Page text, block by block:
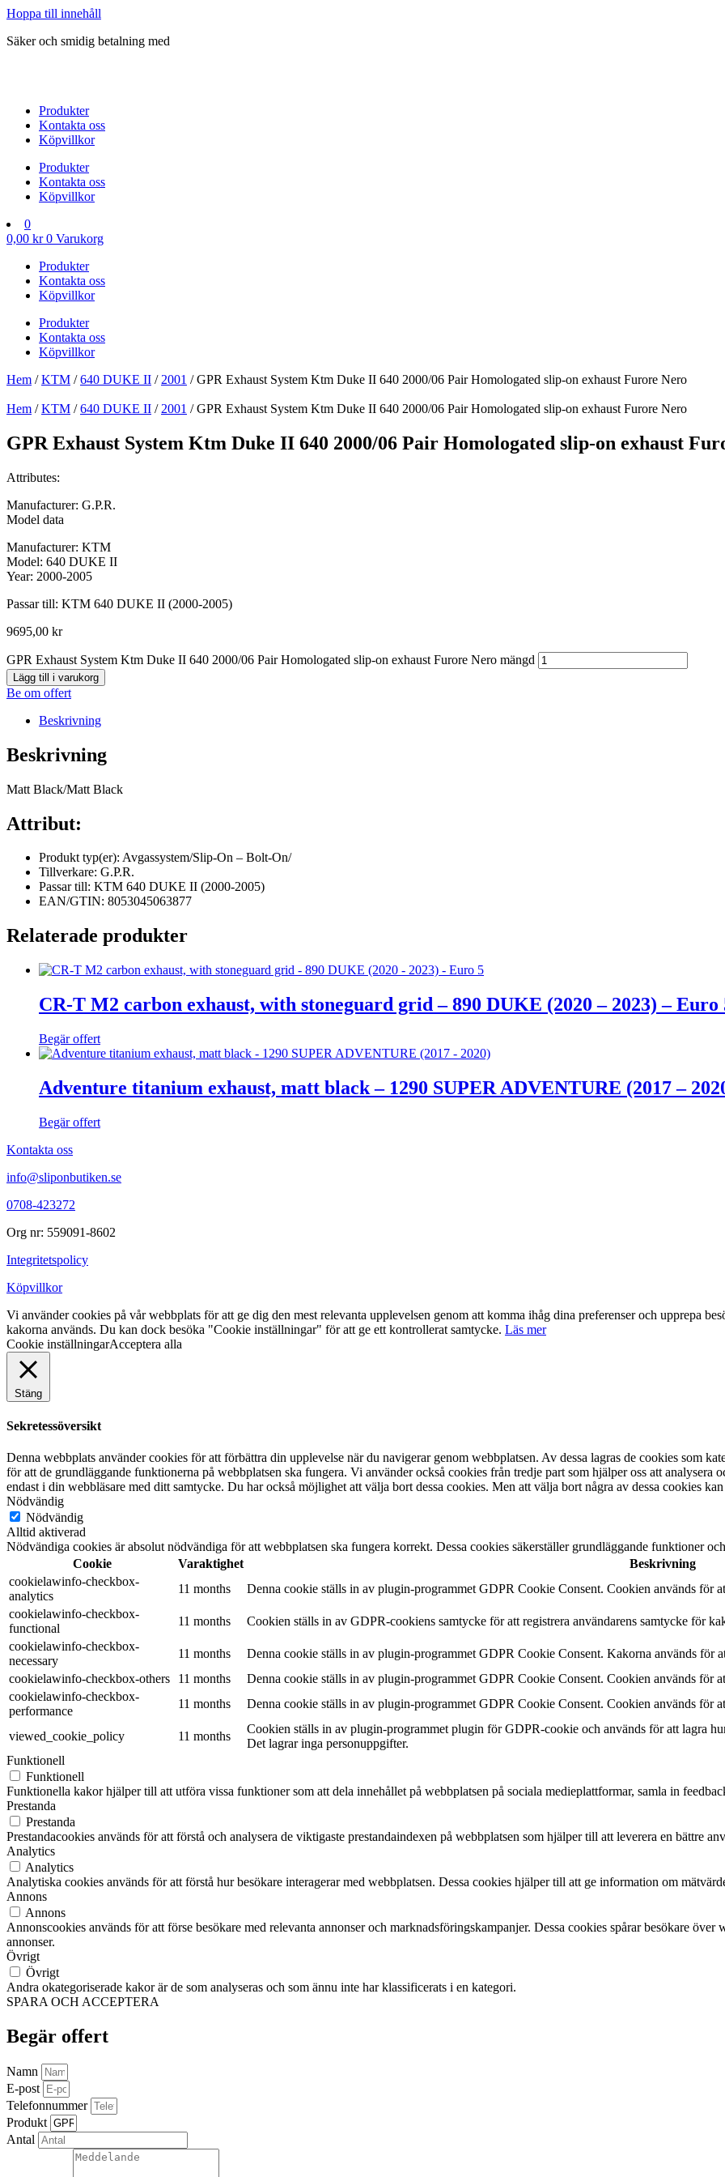
Hoppa till innehåll
Säker och smidig betalning med
Produkter
Kontakta oss
Köpvillkor
Produkter
Kontakta oss
Köpvillkor
0
0,00 kr 0 Varukorg
Produkter
Kontakta oss
Köpvillkor
Produkter
Kontakta oss
Köpvillkor
Hem /KTM /640 DUKE II / 2001 / GPR Exhaust System Ktm Duke II 640 2000/06 Pair Homologated slip-on exhaust Furore Nero
Hem /KTM /640 DUKE II / 2001 / GPR Exhaust System Ktm Duke II 640 2000/06 Pair Homologated slip-on exhaust Furore Nero
GPR Exhaust System Ktm Duke II 640 2000/06 Pair Homologated slip-on exhaust
Attributes:
Manufacturer: G.P.R.
Model data
Manufacturer: KTM
Model: 640 DUKE II
Year: 2000-2005
Passar till: KTM 640 DUKE II (2000-2005)
9695,00 kr
GPR Exhaust System Ktm Duke II 640 2000/06 Pair Homologated slip-on exhaust Furore Nero mängd
Lägg till i varukorg
Be om offert
Beskrivning
Beskrivning
Matt Black/Matt Black
Attribut:
Produkt typ(er): Avgassystem/Slip-On – Bolt-On/
Tillverkare: G.P.R.
Passar till: KTM 640 DUKE II (2000-2005)
EAN/GTIN: 8053045063877
Relaterade produkter
CR-T M2 carbon exhaust, with stoneguard grid – 890 DUKE (2020 – 2023) – Euro
Begär offert
Adventure titanium exhaust, matt black – 1290 SUPER ADVENTURE (2017 –
Begär offert
Kontakta oss
info@sliponbutiken.se
0708-423272
Org nr: 559091-8602
Integritetspolicy
Köpvillkor
Vi använder cookies på vår webbplats för att ge dig den mest relevanta upplevelsen genom att komma ihåg dina preferenser och upprepa
kakorna används. Du kan dock besöka "Cookie inställningar" för att ge ett kontrollerat samtycke. Läs mer
Cookie inställningarAcceptera alla
Stäng
Sekretessöversikt
Denna webbplats använder cookies för att förbättra din upplevelse när du navigerar genom webbplatsen. Av dessa lagras de cookies som
för att de grundläggande funktionerna på webbplatsen ska fungera. Vi använder också cookies från tredje part som hjälper oss att analysera
endast i din webbläsare med ditt samtycke. Du har också möjlighet att välja bort dessa cookies. Men att välja bort några av dessa cookies
Nödvändig
Nödvändig
Alltid aktiverad
Nödvändiga cookies är absolut nödvändiga för att webbplatsen ska fungera korrekt. Dessa cookies säkerställer grundläggande funktioner
Cookie
Varaktighet
Beskrivning
cookielawinfo-checkbox-
analytics
11 months
Denna cookie ställs in av plugin-programmet GDPR Cookie Consent. Cookien används för
cookielawinfo-checkbox-
functional
11 months
Cookien ställs in av GDPR-cookiens samtycke för att registrera användarens samtycke för
cookielawinfo-checkbox-
necessary
11 months
Denna cookie ställs in av plugin-programmet GDPR Cookie Consent. Kakorna används för
cookielawinfo-checkbox-others
11 months
Denna cookie ställs in av plugin-programmet GDPR Cookie Consent. Cookien används för
cookielawinfo-checkbox-
performance
11 months Denna cookie ställs in av plugin-programmet GDPR Cookie Consent. Cookien används för
viewed_cookie_policy 11 months
Cookien ställs in av plugin-programmet plugin för GDPR-cookie och används för att lagra
Det lagrar inga personuppgifter.
Funktionell
Funktionell
Funktionella kakor hjälper till att utföra vissa funktioner som att dela innehållet på webbplatsen på sociala medieplattformar, samla in
Prestanda
Prestanda
Prestandacookies används för att förstå och analysera de viktigaste prestandaindexen på webbplatsen som hjälper till att leverera en bättre
Analytics
Analytics
Analytiska cookies används för att förstå hur besökare interagerar med webbplatsen. Dessa cookies hjälper till att ge information om
Annons
Annons
Annonscookies används för att förse besökare med relevanta annonser och marknadsföringskampanjer. Dessa cookies spårar besökare
annonser.
Övrigt
Övrigt
Andra okategoriserade kakor är de som analyseras och som ännu inte har klassificerats i en kategori.
SPARA OCH ACCEPTERA
Begär offert
Namn
E-post
Telefonnummer
Produkt
Antal